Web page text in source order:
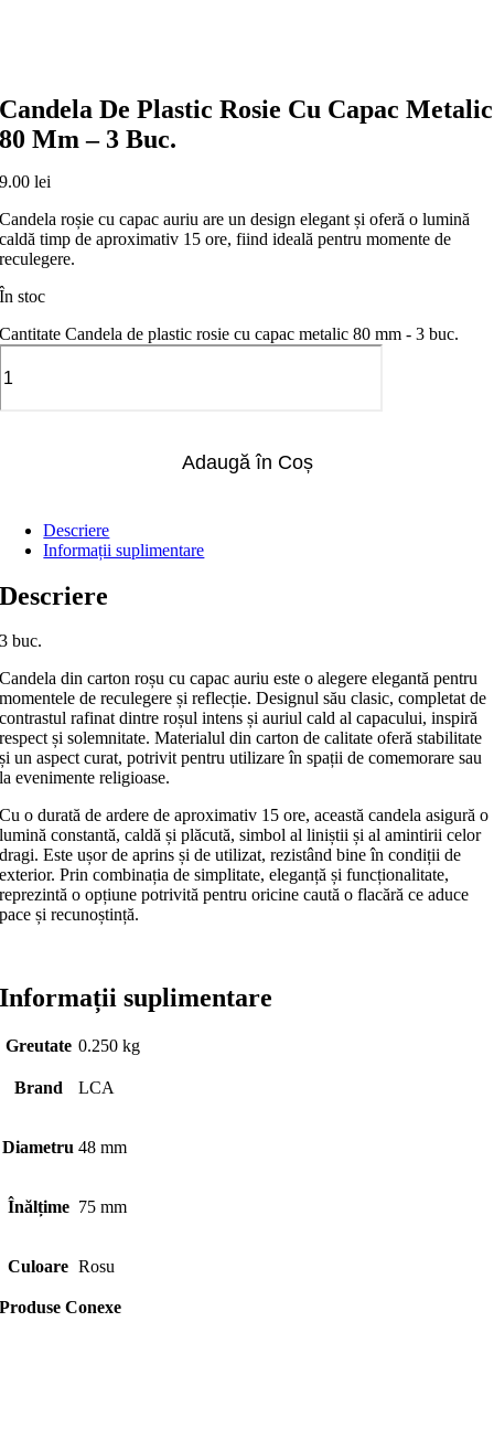
Candela De Plastic Rosie Cu Capac Metalic
80 Mm – 3 Buc.
9.00lei
Candela roșie cu capac auriu are un design elegant și oferă o lumină
caldă timp de aproximativ 15 ore, fiind ideală pentru momente de
reculegere.
În stoc
Cantitate Candela de plastic rosie cu capac metalic 80 mm - 3 buc.
Adaugă în Coș
Descriere
Informații suplimentare
Descriere
3 buc.
Candela din carton roșu cu capac auriu este o alegere elegantă pentru
momentele de reculegere și reflecție. Designul său clasic, completat de
contrastul rafinat dintre roșul intens și auriul cald al capacului, inspiră
respect și solemnitate. Materialul din carton de calitate oferă stabilitate
și un aspect curat, potrivit pentru utilizare în spații de comemorare sau
la evenimente religioase.
Cu o durată de ardere de aproximativ 15 ore, această candela asigură o
lumină constantă, caldă și plăcută, simbol al liniștii și al amintirii celor
dragi. Este ușor de aprins și de utilizat, rezistând bine în condiții de
exterior. Prin combinația de simplitate, eleganță și funcționalitate,
reprezintă o opțiune potrivită pentru oricine caută o flacără ce aduce
pace și recunoștință.
Informații suplimentare
Greutate 0.250 kg
Brand LCA
Diametru 48 mm
Înălțime 75 mm
Culoare Rosu
Produse Conexe